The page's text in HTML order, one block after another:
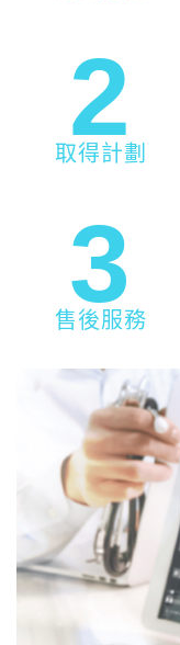
2
取得計劃
3
售後服務